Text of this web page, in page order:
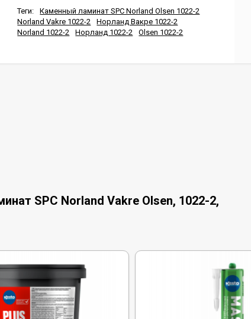
Теги:
Каменный ламинат SPC Norland Olsen 1022-2
Norland Vakre 1022-2
Норланд Вакре 1022-2
Norland 1022-2
Норланд 1022-2 Olsen 1022-2
SPC Norland Vakre Olsen, 1022-2,